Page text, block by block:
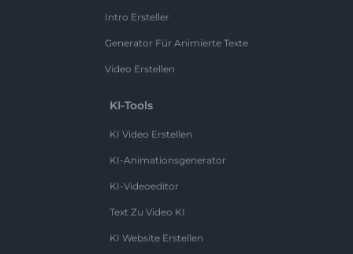
Intro Ersteller
Generator Für Animierte Texte
Video Erstellen
KI-Tools
KI Video Erstellen
KI-Animationsgenerator
KI-Videoeditor
Text Zu Video KI
KI Website Erstellen